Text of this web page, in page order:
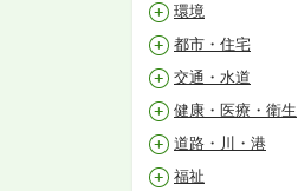
環境
都市・住宅
交通・水道
健康・医療・衛生
道路・川・港
福祉